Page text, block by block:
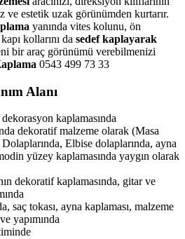
ve estetik uzak görünümden kurtarır.
yanında vites kolunu, ön
kollarını da sedef kaplayarak
bir araç görünümü verebilmenizi
0543 499 73 33
Alanı
kaplamasında
dekoratif malzeme olarak (Masa
Elbise dolaplarında, ayna
yüzey kaplamasında yaygın olarak
dekoratif kaplamasında, gitar ve
saç tokası, ayna kaplaması, malzeme
yapımında